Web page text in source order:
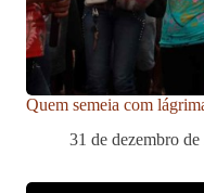
Quem semeia com
31 de dezembro